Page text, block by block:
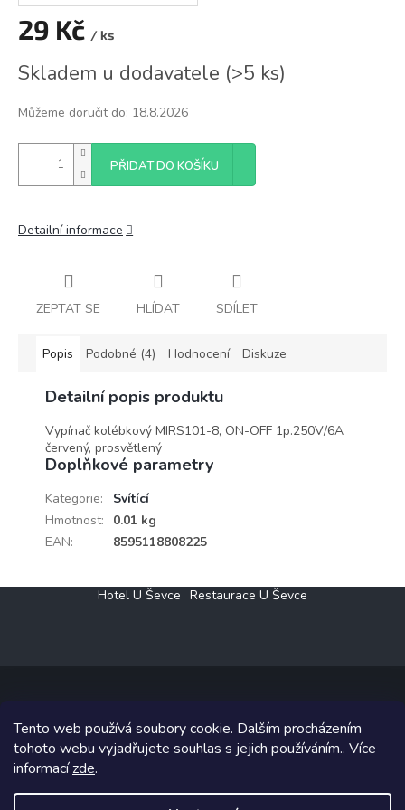
Tento web používá soubory cookie. Dalším procházením
tohoto webu vyjadřujete souhlas s jejich používáním.. Více
informacízde.
29 Kč / ks
cena:
Skladem u dodavatele (>5 ks)
Můžeme doručit do: 18.8.2026
PŘIDAT DO KOŠÍKU
Detailní informace
ZEPTAT SE HLÍDAT SDÍLET
Popis Podobné (4) Hodnocení Diskuze
Detailní popis produktu
Vypínač kolébkový MIRS101-8, ON-OFF 1p.250V/6A
červený, prosvětlený
Doplňkové parametry
Kategorie:
Svítící
Hmotnost:
0.01 kg
EAN: 8595118808225
Hotel U Ševce Restaurace U Ševce
Copyright 2026Elektro Klesný s.r.o.. Všechna práva vyhrazena.
Grafický návrh vytvořil a na Shoptet implementoval
Shoptetak.cz.